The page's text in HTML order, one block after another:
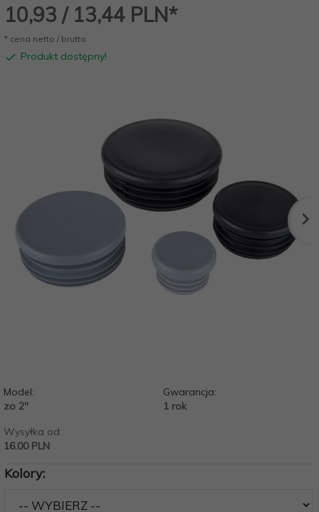
10,93 / 13,44 PLN*
* cena netto / brutto
Produkt dostępny!
Model:
zo 2"
Gwarancja:
1 rok
Wysyłka od:
16.00 PLN
Kolory: